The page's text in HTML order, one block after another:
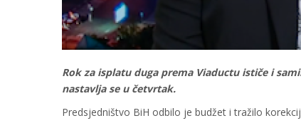
Rok za isplatu duga prema Viaductu ističe i
nastavlja se u četvrtak.
Predsjedništvo BiH odbilo je budžet i tražilo